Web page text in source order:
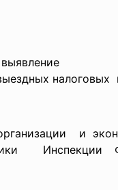
налоговых
и